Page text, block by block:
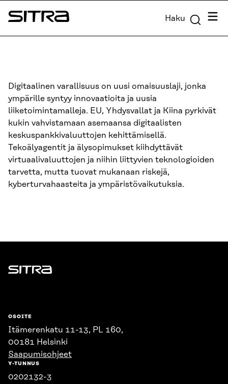
Siirry
suoraan
Sitra Haku
Digitaalinen varallisuus on uusi omaisuuslaji, jonka
ympärille syntyy innovaatioita ja uusia
liiketoimintamalleja. EU, Yhdysvallat ja Kiina pyrkivät
kukin vahvistamaan asemaansa digitaalisten
keskuspankkivaluuttojen kehittämisellä.
Tekoälyagentit ja älysopimukset kiihdyttävät
virtuaalivaluuttojen ja niihin liittyvien teknologioiden
tarvetta, mutta tuovat mukanaan riskejä,
kyberturvahaasteita ja ympäristövaikutuksia.
Sitra
OSOITE
Itämerenkatu 11-13, PL 160,
00181 Helsinki
Saapumisohjeet
Y-TUNNUS
0202132-3